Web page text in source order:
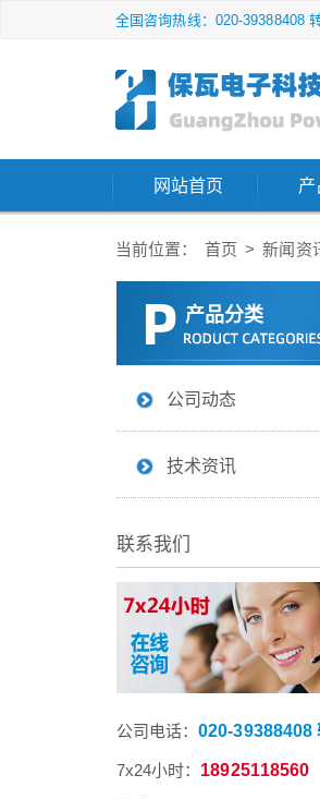
全国咨询热线：020-39388408
网站首页 产
当前位置： 首页 > 新闻资
产品分类
公司动态
技术资讯
联系我们
公司电话： 020-39388408
7x24小时： 18925118560